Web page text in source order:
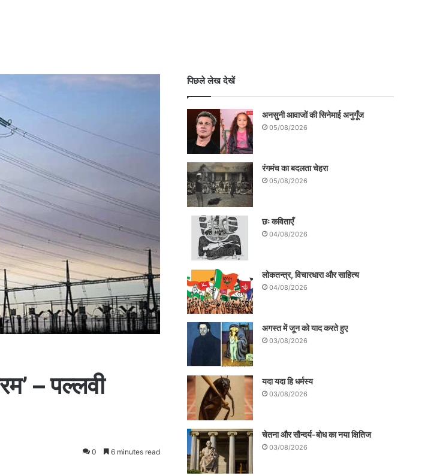
– पल्लवी
0 6 minutes read
पिछले लेख देखें
अनसुनी आवाजों की सिनेमाई अनुगूँज
05/08/2026
रंगमंच का बदलता चेहरा
05/08/2026
छः कविताएँ
04/08/2026
लोकतन्त्र, विचारधारा और साहित्य
04/08/2026
अगस्त में जून को याद करते हुए
03/08/2026
यदा यदा हि धर्मस्य
03/08/2026
चेतना और सौन्दर्य-बोध का नया क्षितिज
03/08/2026